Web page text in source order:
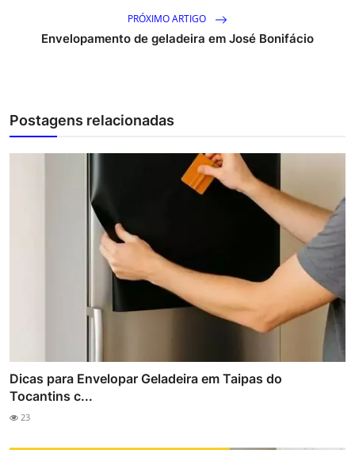
PRÓXIMO ARTIGO
Envelopamento de geladeira em José Bonifácio
Postagens relacionadas
Dicas para Envelopar Geladeira em Taipas do
Tocantins c...
23